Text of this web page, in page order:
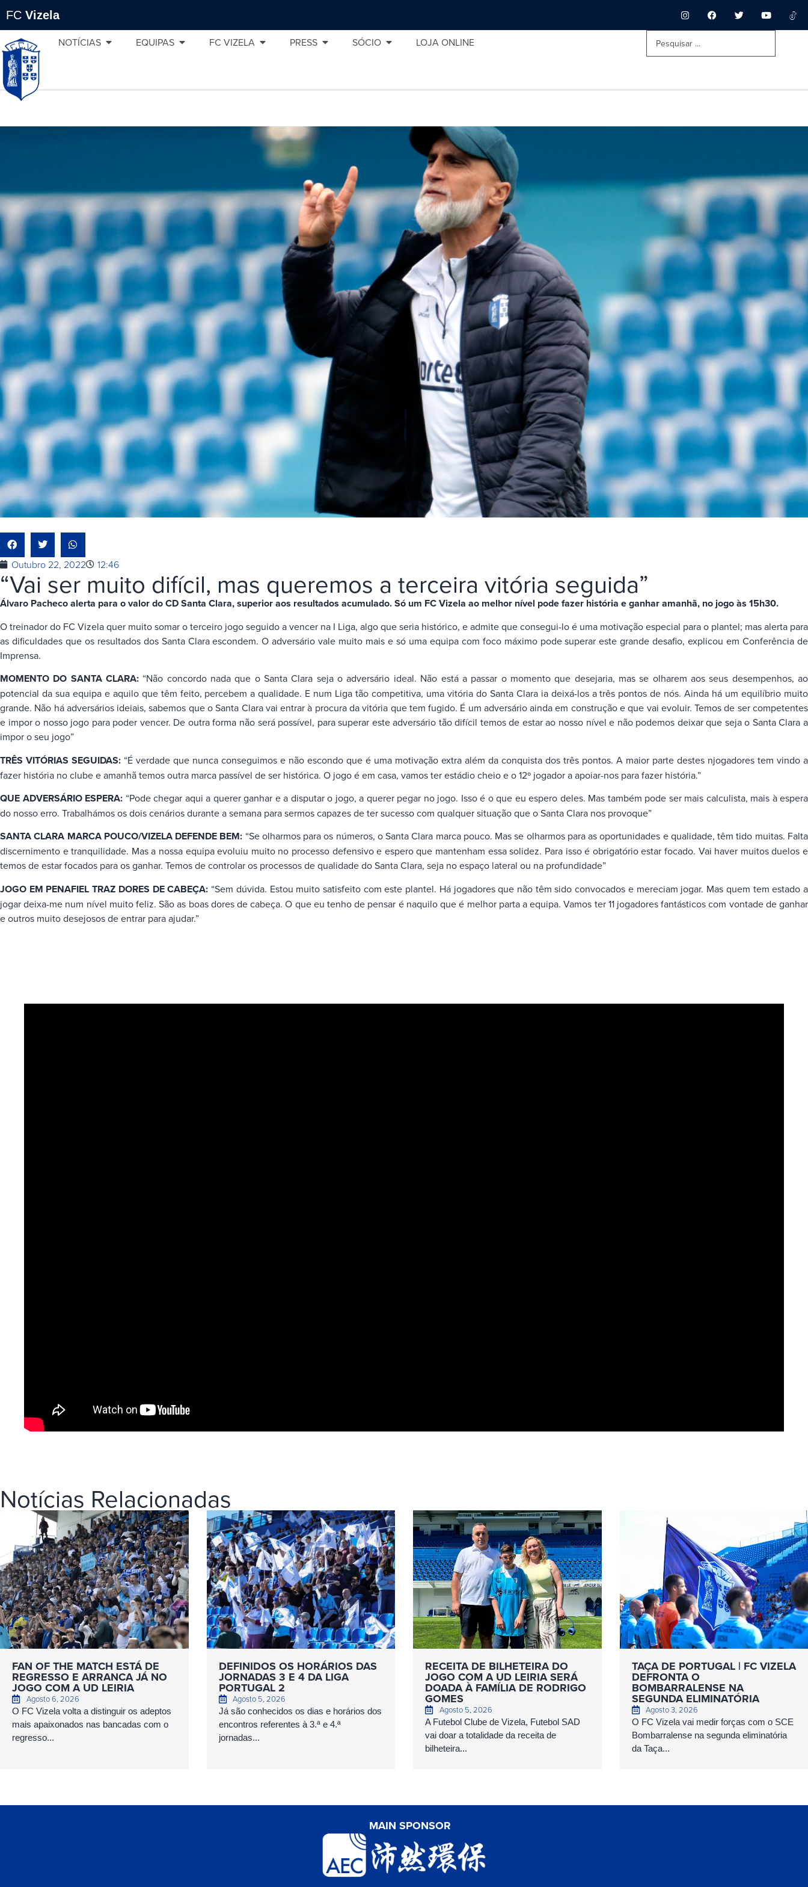
FC Vizela
NOTÍCIAS EQUIPAS FC VIZELA PRESS SÓCIO LOJA ONLINE
Outubro 22, 2022 12:46
“Vai ser muito difícil, mas queremos a terceira vitória seguida”
Álvaro Pacheco alerta para o valor do CD Santa Clara, superior aos resultados acumulado. Só um FC Vizela ao melhor nível pode fazer história e ganhar amanhã, no jogo às 15h30.
O treinador do FC Vizela quer muito somar o terceiro jogo seguido a vencer na I Liga, algo que seria histórico, e admite que consegui-lo é uma motivação especial para o plantel; mas alerta para
as dificuldades que os resultados dos Santa Clara escondem. O adversário vale muito mais e só uma equipa com foco máximo pode superar este grande desafio, explicou em Conferência de
Imprensa.
MOMENTO DO SANTA CLARA: “Não concordo nada que o Santa Clara seja o adversário ideal. Não está a passar o momento que desejaria, mas se olharem aos seus desempenhos, ao
potencial da sua equipa e aquilo que têm feito, percebem a qualidade. E num Liga tão competitiva, uma vitória do Santa Clara ia deixá-los a três pontos de nós. Ainda há um equilíbrio muito
grande. Não há adversários ideiais, sabemos que o Santa Clara vai entrar à procura da vitória que tem fugido. É um adversário ainda em construção e que vai evoluir. Temos de ser competentes
e impor o nosso jogo para poder vencer. De outra forma não será possível, para superar este adversário tão difícil temos de estar ao nosso nível e não podemos deixar que seja o Santa Clara a
impor o seu jogo”
TRÊS VITÓRIAS SEGUIDAS: “É verdade que nunca conseguimos e não escondo que é uma motivação extra além da conquista dos três pontos. A maior parte destes njogadores tem vindo a
fazer história no clube e amanhã temos outra marca passível de ser histórica. O jogo é em casa, vamos ter estádio cheio e o 12º jogador a apoiar-nos para fazer história.”
QUE ADVERSÁRIO ESPERA: “Pode chegar aqui a querer ganhar e a disputar o jogo, a querer pegar no jogo. Isso é o que eu espero deles. Mas também pode ser mais calculista, mais à espera
do nosso erro. Trabalhámos os dois cenários durante a semana para sermos capazes de ter sucesso com qualquer situação que o Santa Clara nos provoque”
SANTA CLARA MARCA POUCO/VIZELA DEFENDE BEM: “Se olharmos para os números, o Santa Clara marca pouco. Mas se olharmos para as oportunidades e qualidade, têm tido muitas. Falta
discernimento e tranquilidade. Mas a nossa equipa evoluiu muito no processo defensivo e espero que mantenham essa solidez. Para isso é obrigatório estar focado. Vai haver muitos duelos e
temos de estar focados para os ganhar. Temos de controlar os processos de qualidade do Santa Clara, seja no espaço lateral ou na profundidade”
JOGO EM PENAFIEL TRAZ DORES DE CABEÇA: “Sem dúvida. Estou muito satisfeito com este plantel. Há jogadores que não têm sido convocados e mereciam jogar. Mas quem tem estado a
jogar deixa-me num nível muito feliz. São as boas dores de cabeça. O que eu tenho de pensar é naquilo que é melhor parta a equipa. Vamos ter 11 jogadores fantásticos com vontade de ganhar
e outros muito desejosos de entrar para ajudar.”
Notícias Relacionadas
FAN OF THE MATCH ESTÁ DE
REGRESSO E ARRANCA JÁ NO
JOGO COM A UD LEIRIA
Agosto 6, 2026
O FC Vizela volta a distinguir os adeptos
mais apaixonados nas bancadas com o
regresso...
DEFINIDOS OS HORÁRIOS DAS
JORNADAS 3 E 4 DA LIGA
PORTUGAL 2
Agosto 5, 2026
Já são conhecidos os dias e horários dos
encontros referentes à 3.ª e 4.ª
jornadas...
RECEITA DE BILHETEIRA DO
JOGO COM A UD LEIRIA SERÁ
DOADA À FAMÍLIA DE RODRIGO
GOMES
Agosto 5, 2026
A Futebol Clube de Vizela, Futebol SAD
vai doar a totalidade da receita de
bilheteira...
TAÇA DE PORTUGAL | FC VIZELA
DEFRONTA O
BOMBARRALENSE NA
SEGUNDA ELIMINATÓRIA
Agosto 3, 2026
O FC Vizela vai medir forças com o SCE
Bombarralense na segunda eliminatória
da Taça...
MAIN SPONSOR